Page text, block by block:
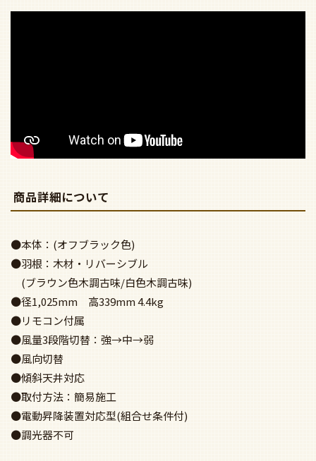
商品詳細について
●本体：(オフブラック色)
●羽根：木材・リバーシブル
(ブラウン色木調古味/白色木調古味)
●径1,025mm 高339mm 4.4kg
●リモコン付属
●風量3段階切替：強→中→弱
●風向切替
●傾斜天井対応
●取付方法：簡易施工
●電動昇降装置対応型(組合せ条件付)
●調光器不可